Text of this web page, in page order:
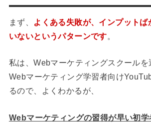
まず、
よくある失敗が、インプットば
いないというパターンです。
私は、Webマーケティングスクールを
Webマーケティング学習者向け
るので、よくわかるが、
Webマーケティングの習得が早い初学